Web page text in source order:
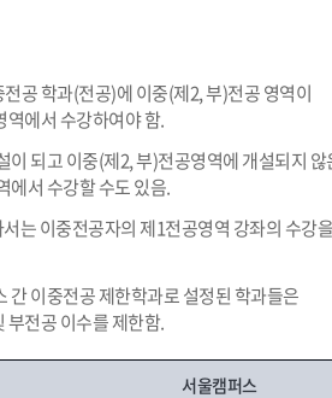
공 학과(전공)에 이중(제2, 부)전공 영역이
역에서 수강하여야 함.
이 되고 이중(제2, 부)전공영역에 개설되지 않
에서 수강할 수도 있음.
는 이중전공자의 제1전공영역 강좌의 수강
간 이중전공 제한학과로 설정된 학과들은
부전공 이수를 제한함.
서울캠퍼스